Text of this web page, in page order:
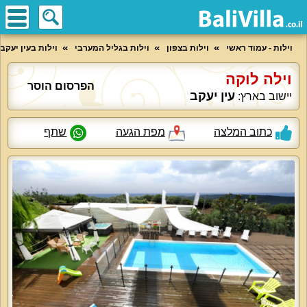
וילות - עמוד ראשי וילות בצפון וילות בגליל המערבי וילות בעין יעקב
וילה לוקה
יישוב בארץ: עין יעקב
הפרסום הוסר
כתוב המלצה מפת הגעה שתף